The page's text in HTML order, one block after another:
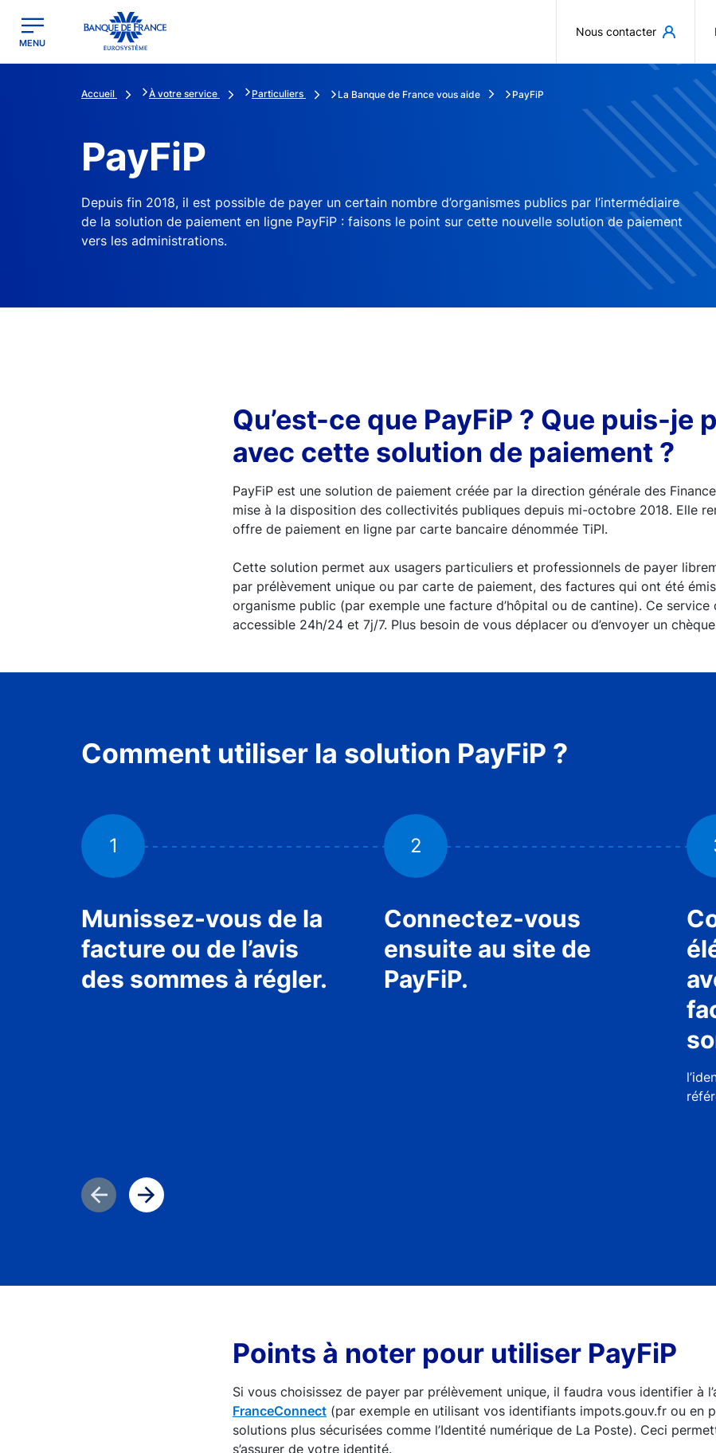
Banque de France - Menu Principal
MENU
Nous contacter
Accueil À votre service Particuliers La Banque de France vous aide PayFiP
PayFiP
Depuis fin 2018, il est possible de payer un certain nombre d’organismes publics par l’intermédiaire
de la solution de paiement en ligne PayFiP : faisons le point sur cette nouvelle solution de paiement
vers les administrations.
Qu’est-ce que PayFiP ? Que puis-je
avec cette solution de paiement ?
PayFiP est une solution de paiement créée par la direction générale des
mise à la disposition des collectivités publiques depuis mi-octobre 2018. Elle
offre de paiement en ligne par carte bancaire dénommée TiPI.
Cette solution permet aux usagers particuliers et professionnels de payer
par prélèvement unique ou par carte de paiement, des factures qui ont été
organisme public (par exemple une facture d’hôpital ou de cantine). Ce service
accessible 24h/24 et 7j/7. Plus besoin de vous déplacer ou d’envoyer un
Comment utiliser la solution PayFiP ?
1
Munissez-vous de la
facture ou de l’avis
des sommes à régler.
2
Connectez-vous
ensuite au site de
PayFiP.
Diapositive précédente
Diapositive suivante
Points à noter pour utiliser PayFiP
Si vous choisissez de payer par prélèvement unique, il faudra vous identifier à
FranceConnect (par exemple en utilisant vos identifiants impots.gouv.fr ou en
solutions plus sécurisées comme l’Identité numérique de La Poste). Ceci
s’assurer de votre identité.